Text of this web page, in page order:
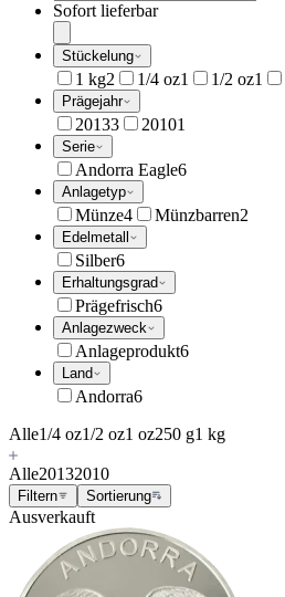
Sofort lieferbar
Stückelung
1 kg2 1/4 oz1 1/2 oz1
Prägejahr
20133 20101
Serie
Andorra Eagle6
Anlagetyp
Münze4 Münzbarren2
Edelmetall
Silber6
Erhaltungsgrad
Prägefrisch6
Anlagezweck
Anlageprodukt6
Land
Andorra6
Alle1/4 oz1/2 oz1 oz250 g1 kg
Alle20132010
Filtern Sortierung
Ausverkauft